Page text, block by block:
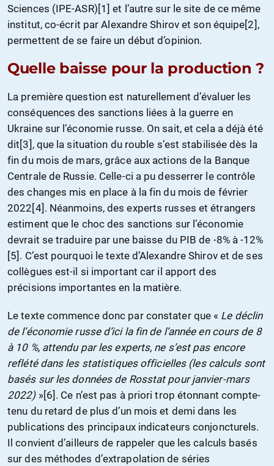
Sciences (IPE-ASR)[1] et l’autre sur le site de ce même
institut, co-écrit par Alexandre Shirov et son équipe[2],
permettent de se faire un début d’opinion.
Quelle baisse pour la production ?
La première question est naturellement d’évaluer les
conséquences des sanctions liées à la guerre en
Ukraine sur l’économie russe. On sait, et cela a déjà été
dit[3], que la situation du rouble s’est stabilisée dès la
fin du mois de mars, grâce aux actions de la Banque
Centrale de Russie. Celle-ci a pu desserrer le contrôle
des changes mis en place à la fin du mois de février
2022[4]. Néanmoins, des experts russes et étrangers
estiment que le choc des sanctions sur l’économie
devrait se traduire par une baisse du PIB de -8% à -12%
[5]. C’est pourquoi le texte d’Alexandre Shirov et de ses
collègues est-il si important car il apport des
précisions importantes en la matière.
Le texte commence donc par constater que « Le déclin
de l’économie russe d’ici la fin de l’année en cours de 8
à 10 %, attendu par les experts, ne s’est pas encore
reflété dans les statistiques officielles (les calculs sont
basés sur les données de Rosstat pour janvier-mars
2022) »[6]. Ce n’est pas à priori trop étonnant compte-
tenu du retard de plus d’un mois et demi dans les
publications des principaux indicateurs conjoncturels.
Il convient d’ailleurs de rappeler que les calculs basés
sur des méthodes d’extrapolation de séries